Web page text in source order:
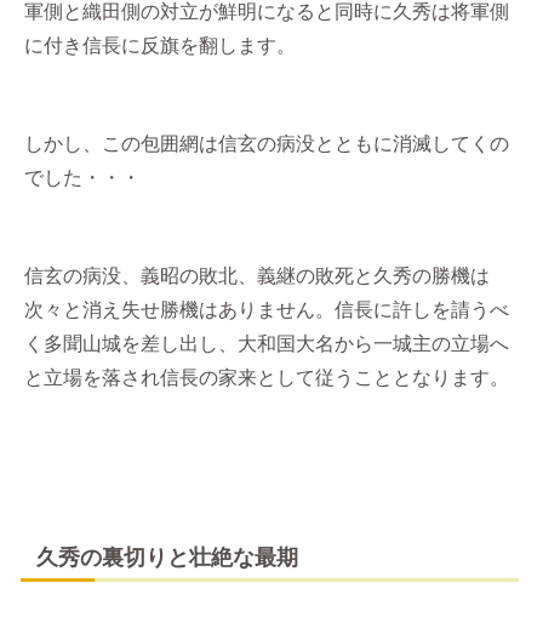
軍側と織田側の対立が鮮明になると同時に久秀は将軍側
に付き信長に反旗を翻します。
しかし、この包囲網は信玄の病没とともに消滅してくの
でした・・・
信玄の病没、義昭の敗北、義継の敗死と久秀の勝機は
次々と消え失せ勝機はありません。信長に許しを請うべ
く多聞山城を差し出し、大和国大名から一城主の立場へ
と立場を落され信長の家来として従うこととなります。
久秀の裏切りと壮絶な最期